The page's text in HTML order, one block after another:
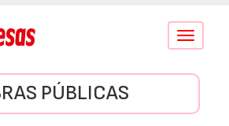
Conmutar
PÚBLICAS